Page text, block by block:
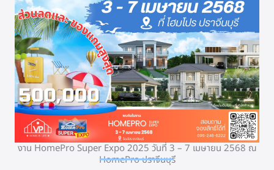
งาน HomePro Super Expo 2025 วันที่ 3 – 7 เมษายน 2568 ณ
HomePro ปราจีนบุรี